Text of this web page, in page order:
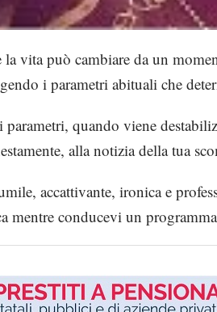
vita può cambiare da un
i parametri abituali che
quando viene
alla notizia della tua
accattivante, ironica e
mentre conducevi un